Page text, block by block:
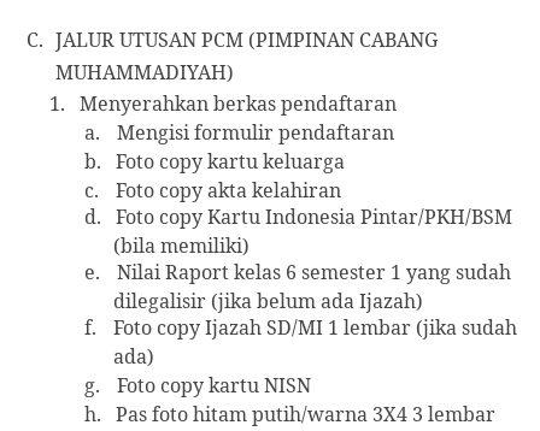
C. JALUR UTUSAN PCM (PIMPINAN CABANG
MUHAMMADIYAH)
1.
Menyerahkan berkas pendaftaran
a.
Mengisi formulir pendaftaran
b. Foto copy kartu keluarga
c.
Foto copy akta kelahiran
d. Foto copy Kartu Indonesia Pintar/PKH/BSM
(bila memiliki)
e.
Nilai Raport kelas 6 semester 1 yang sudah
dilegalisir (jika belum ada Ijazah)
f.
Foto copy Ijazah SD/MI 1 lembar (jika sudah
ada)
g.
Foto copy kartu NISN
h. Pas foto hitam putih/warna 3X4 3 lembar